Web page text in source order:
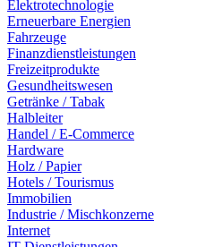
Elektrotechnologie
Erneuerbare Energien
Fahrzeuge
Finanzdienstleistungen
Freizeitprodukte
Gesundheitswesen
Getränke / Tabak
Halbleiter
Handel / E-Commerce
Hardware
Holz / Papier
Hotels / Tourismus
Immobilien
Industrie / Mischkonzerne
Internet